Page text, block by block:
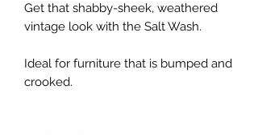
Get that shabby-sheek, weathered
vintage look with the Salt Wash.
Ideal for furniture that is bumped and
crooked.